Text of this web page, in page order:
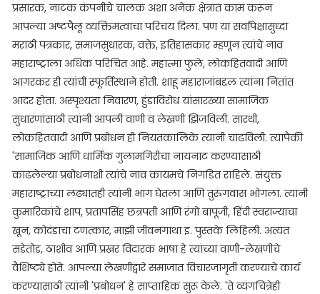
प्रसारक, नाटक कंपनीचे चालक अशा अनेक क्षेत्रात काम करून
आपल्या अष्टपैलू व्यक्तिमत्वाचा परिचय दिला. पण या सर्वांपेक्षासुध्दा
मराठी पत्रकार, समाजसुधारक, वक्ते, इतिहासकार म्हणून त्यांचे नाव
महाराष्ट्राला अधिक परिचित आहे. महात्मा फुले, लोकहितवादी आणि
आगरकर ही त्यांची स्फूर्तिस्थाने होती. शाहू महाराजांबद्दल त्यांना नितांत
आदर होता. अस्पृश्यता निवारण, हुंडाविरोध यांसारख्या सामाजिक
सुधारणांसाठी त्यांनी आपली वाणी व लेखणी झिजविली. सारथी,
लोकहितवादी आणि प्रबोधन ही नियतकालिके त्यानी चाढविली. त्यापैकी
'सामाजिक आणि धार्मिक गुलामगिरीचा नायनाट करण्यासाठी
काढलेल्या प्रबोधनाशी त्यांचे नाव कायमचे निगडित राहिले. संयुक्त
महाराष्ट्राच्या लढ्यातही त्यांनी भाग घेतला आणि तुरुंगवास भोगला. त्यांनी
कुमारिकांचे शाप, प्रतापसिंह छत्रपती आणि रंगो बापूजी, हिंदी स्वराज्याचा
खून, कोदंडाचा टणत्कार, माझी जीवनगाथा इ. पुस्तके लिहिली. अत्यंत
सडेतोड, ठाशीव आणि प्रखर विदारक भाषा हे त्यांच्या वाणी-लेखणीचे
वैशिष्ट्ये होते. आपल्या लेखणीद्वारे समाजात विचारजागृती करण्याचे कार्य
करण्यासाठी त्यांनी 'प्रबोधन' हे साप्ताहिक सुरू केले. 'ते व्यंगचित्रेही